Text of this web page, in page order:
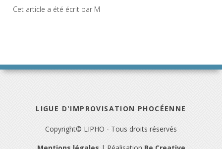
Cet article a été écrit par M
LIGUE D'IMPROVISATION PHOCÉENNE
Copyright© LIPHO - Tous droits réservés